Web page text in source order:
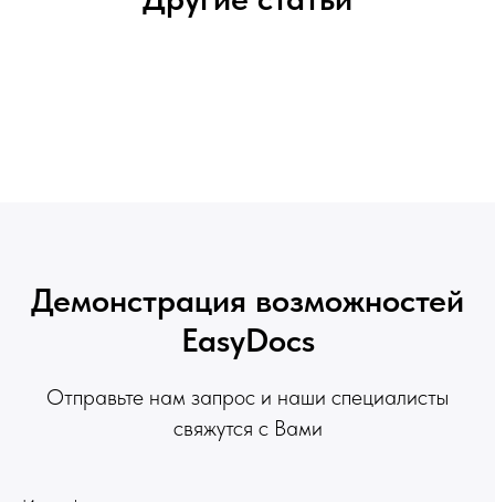
Демонстрация возможностей
EasyDocs
Отправьте нам запрос и наши специалисты
свяжутся с Вами